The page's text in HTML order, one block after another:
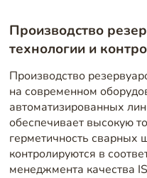
Производство
технологии и
Производство
на современном
автоматизированных
обеспечивает высокую
герметичность сварных
контролируются в
менеджмента качества